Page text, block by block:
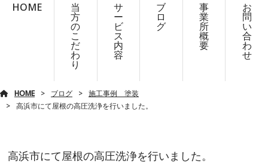
HOME 当
方
の
こ
だ
わ
り
サ
ー
ビ
ス
内
容
ブ
ロ
グ
事
業
所
概
要
お
問
い
合
わ
せ
HOME ブログ
施工事例 塗装
高浜市にて屋根の高圧洗浄を行いました。
高浜市にて屋根の高圧洗浄を行いました。